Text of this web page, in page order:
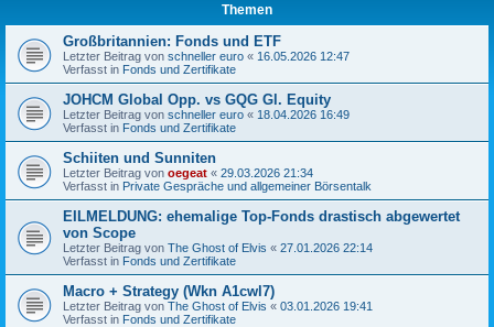
Themen
Großbritannien: Fonds und ETF
Letzter Beitrag von schneller euro « 16.05.2026 12:47
Verfasst in Fonds und Zertifikate
JOHCM Global Opp. vs GQG Gl. Equity
Letzter Beitrag von schneller euro « 18.04.2026 16:49
Verfasst in Fonds und Zertifikate
Schiiten und Sunniten
Letzter Beitrag von oegeat « 29.03.2026 21:34
Verfasst in Private Gespräche und allgemeiner Börsentalk
EILMELDUNG: ehemalige Top-Fonds drastisch abgewertet
von Scope
Letzter Beitrag von The Ghost of Elvis « 27.01.2026 22:14
Verfasst in Fonds und Zertifikate
Macro + Strategy (Wkn A1cwl7)
Letzter Beitrag von The Ghost of Elvis « 03.01.2026 19:41
Verfasst in Fonds und Zertifikate